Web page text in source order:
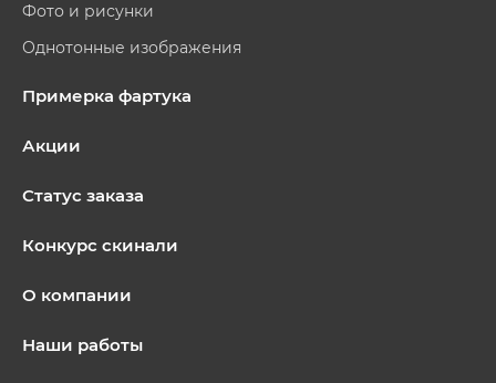
Фото и рисунки
Однотонные изображения
Примерка фартука
Акции
Статус заказа
Конкурс скинали
О компании
Наши работы